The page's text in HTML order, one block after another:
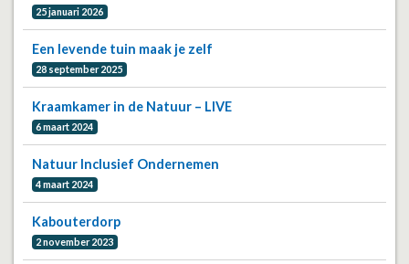
25 januari 2026
Een levende tuin maak je zelf
28 september 2025
Kraamkamer in de Natuur – LIVE
6 maart 2024
Natuur Inclusief Ondernemen
4 maart 2024
Kabouterdorp
2 november 2023